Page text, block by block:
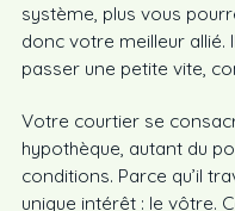
système, plus vous
donc votre meilleur allié.
passer une petite vite,
Votre courtier se
hypothèque, autant du
conditions. Parce qu’il
unique intérêt : le vôtre.